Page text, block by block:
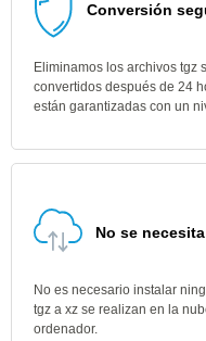
Conversión
Eliminamos los archivos tgz
convertidos después de 24
están garantizadas con un
No se
No es necesario instalar
tgz a xz se realizan en la
ordenador.